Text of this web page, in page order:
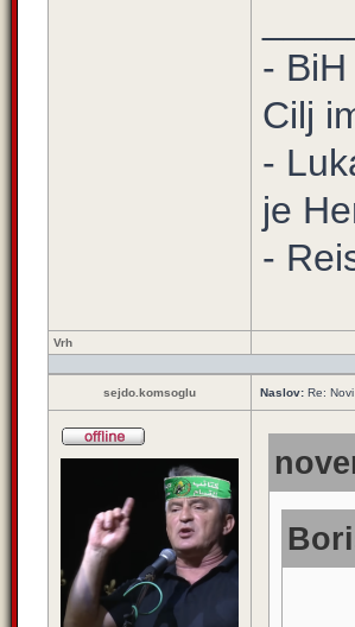
-
Cilj
-
je
-
Vrh
sejdo.komsoglu Naslov: Re: